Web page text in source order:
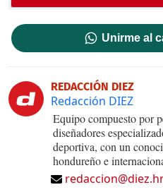
Unirme al
REDACCIÓN DIEZ
Redacción DIEZ
Equipo compuesto por
diseñadores
deportiva, con un
hondureño e